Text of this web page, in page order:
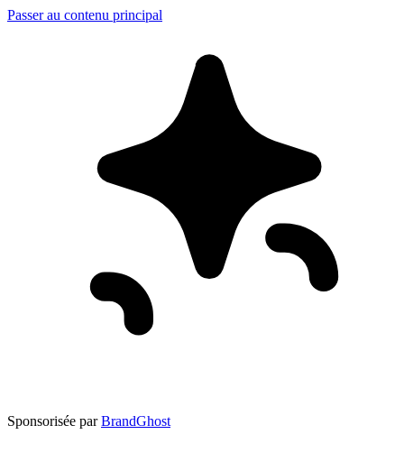
Passer au contenu principal
Sponsorisée par BrandGhost